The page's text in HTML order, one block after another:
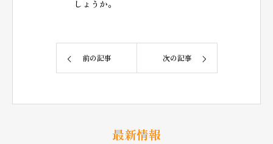
しょうか。
前の記事 次の記事
最新情報